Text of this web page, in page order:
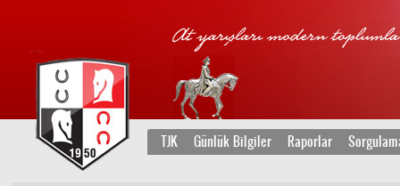
TJK Günlük Bilgiler Raporlar